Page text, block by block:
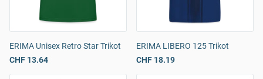
ERIMA Unisex Retro Star Trikot
CHF 13.64
ERIMA LIBERO 125 Trikot
CHF 18.19